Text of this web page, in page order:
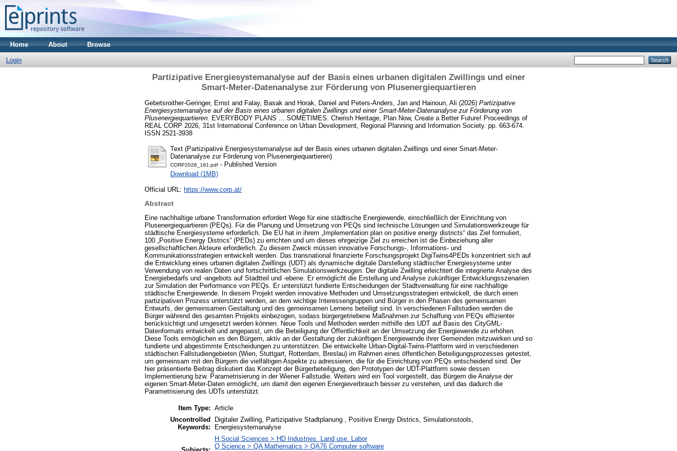
Home About Browse
Login
Partizipative Energiesystemanalyse auf der Basis eines urbanen digitalen Zwillings und einer
Smart-Meter-Datenanalyse zur Förderung von Plusenergiequartieren
Gebetsroither-Geringer, Ernst and Falay, Basak and Horak, Daniel and Peters-Anders, Jan and Hainoun, Ali (2026) Partizipative
Energiesystemanalyse auf der Basis eines urbanen digitalen Zwillings und einer Smart-Meter-Datenanalyse zur Förderung von
Plusenergiequartieren.
EVERYBODY PLANS ... SOMETIMES. Cherish Heritage, Plan Now, Create a Better Future! Proceedings of
REAL CORP 2026, 31st International Conference on Urban Development, Regional Planning and Information Society. pp. 663-674.
ISSN 2521-3938
Text (Partizipative Energiesystemanalyse auf der Basis eines urbanen digitalen Zwillings und einer Smart-Meter-
Datenanalyse zur Förderung von Plusenergiequartieren)
CORP2026_181.pdf - Published Version
Download (1MB)
Official URL: https://www.corp.at/
Abstract
Eine nachhaltige urbane Transformation erfordert Wege für eine städtische Energiewende, einschließlich der Einrichtung von
Plusenergiequartieren (PEQs). Für die Planung und Umsetzung von PEQs sind technische Lösungen und Simulationswerkzeuge für
städtische Energiesysteme erforderlich. Die EU hat in ihrem „Implementation plan on positive energy districts“ das Ziel formuliert,
100 „Positive Energy Districs“ (PEDs) zu errichten und um dieses ehrgeizige Ziel zu erreichen ist die Einbeziehung aller
gesellschaftlichen Akteure erforderlich. Zu diesem Zweck müssen innovative Forschungs-, Informations- und
Kommunikationsstrategien entwickelt werden. Das transnational finanzierte Forschungsprojekt DigiTwins4PEDs konzentriert sich auf
die Entwicklung eines urbanen digitalen Zwillings (UDT) als dynamische digitale Darstellung städtischer Energiesysteme unter
Verwendung von realen Daten und fortschrittlichen Simulationswerkzeugen. Der digitale Zwilling erleichtert die integrierte Analyse des
Energiebedarfs und -angebots auf Stadtteil und -ebene. Er ermöglicht die Erstellung und Analyse zukünftiger Entwicklungsszenarien
zur Simulation der Performance von PEQs. Er unterstützt fundierte Entscheidungen der Stadtverwaltung für eine nachhaltige
städtische Energiewende. In diesem Projekt werden innovative Methoden und Umsetzungsstrategien entwickelt, die durch einen
partizipativen Prozess unterstützt werden, an dem wichtige Interessengruppen und Bürger in den Phasen des gemeinsamen
Entwurfs, der gemeinsamen Gestaltung und des gemeinsamen Lernens beteiligt sind. In verschiedenen Fallstudien werden die
Bürger während des gesamten Projekts einbezogen, sodass bürgergetriebene Maßnahmen zur Schaffung von PEQs effizienter
berücksichtigt und umgesetzt werden können. Neue Tools und Methoden werden mithilfe des UDT auf Basis des CityGML-
Datenformats entwickelt und angepasst, um die Beteiligung der Öffentlichkeit an der Umsetzung der Energiewende zu erhöhen.
Diese Tools ermöglichen es den Bürgern, aktiv an der Gestaltung der zukünftigen Energiewende ihrer Gemeinden mitzuwirken und so
fundierte und abgestimmte Entscheidungen zu unterstützen. Die entwickelte Urban-Digital-Twins-Plattform wird in verschiedenen
städtischen Fallstudiengebieten (Wien, Stuttgart, Rotterdam, Breslau) im Rahmen eines öffentlichen Beteiligungsprozesses getestet,
um gemeinsam mit den Bürgern die vielfältigen Aspekte zu adressieren, die für die Einrichtung von PEQs entscheidend sind. Der
hier präsentierte Beitrag diskutiert das Konzept der Bürgerbeteiligung, den Prototypen der UDT-Plattform sowie dessen
Implementierung bzw. Parametrisierung in der Wiener Fallstudie. Weiters wird ein Tool vorgestellt, das Bürgern die Analyse der
eigenen Smart-Meter-Daten ermöglicht, um damit den eigenen Energieverbrauch besser zu verstehen, und das dadurch die
Parametrisierung des UDTs unterstützt.
Item Type: Article
Uncontrolled
Keywords:
Digitaler Zwilling, Partizipative Stadtplanung , Positive Energy Districs, Simulationstools,
Energiesystemanalyse
H Social Sciences > HD Industries. Land use. Labor
Q Science > QA Mathematics > QA76 Computer software